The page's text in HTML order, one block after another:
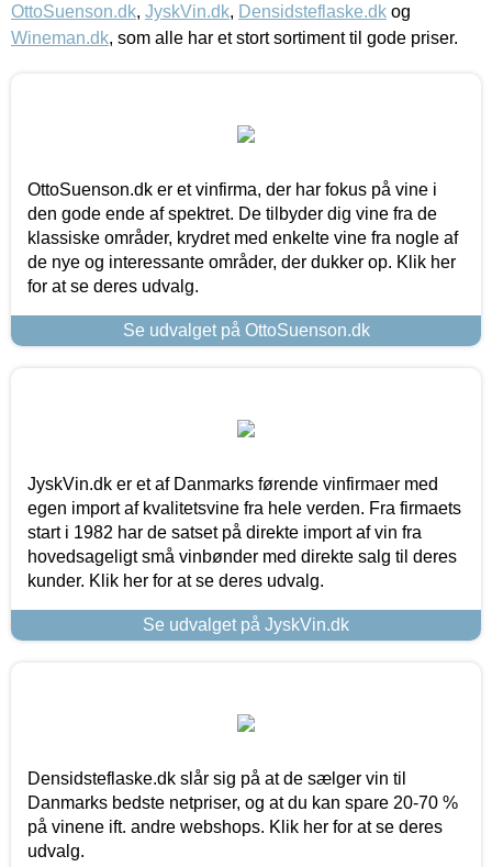
OttoSuenson.dk, JyskVin.dk, Densidsteflaske.dk og
Wineman.dk, som alle har et stort sortiment til gode priser.
OttoSuenson.dk er et vinfirma, der har fokus på vine i
den gode ende af spektret. De tilbyder dig vine fra de
klassiske områder, krydret med enkelte vine fra nogle af
de nye og interessante områder, der dukker op. Klik her
for at se deres udvalg.
Se udvalget på OttoSuenson.dk
JyskVin.dk er et af Danmarks førende vinfirmaer med
egen import af kvalitetsvine fra hele verden. Fra firmaets
start i 1982 har de satset på direkte import af vin fra
hovedsageligt små vinbønder med direkte salg til deres
kunder. Klik her for at se deres udvalg.
Se udvalget på JyskVin.dk
Densidsteflaske.dk slår sig på at de sælger vin til
Danmarks bedste netpriser, og at du kan spare 20-70 %
på vinene ift. andre webshops. Klik her for at se deres
udvalg.